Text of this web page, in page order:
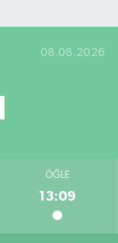
08.08.2026
ÖĞLE
13:09